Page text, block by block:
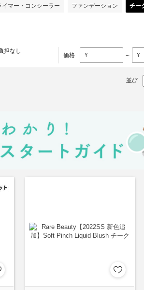
イマー・コンシーラー ファンデーション チー
担なし
価格 ¥ ～ ¥
並び